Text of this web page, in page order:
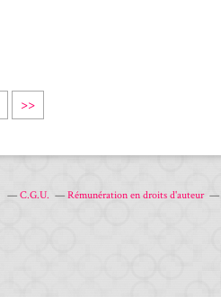
>>
C.G.U. Rémunération en droits d'auteur